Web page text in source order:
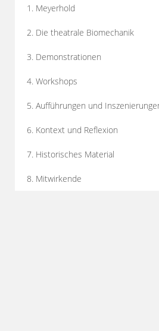
1. Meyerhold
2. Die theatrale Biomechanik
3. Demonstrationen
4. Workshops
5. Aufführungen und
6. Kontext und Reflexion
7. Historisches Material
8. Mitwirkende